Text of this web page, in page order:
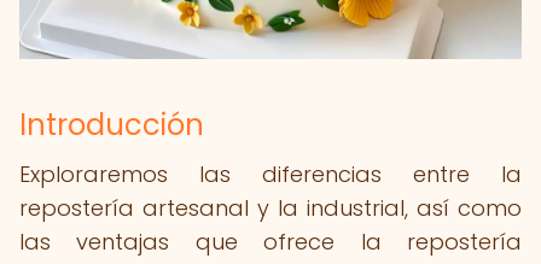
Introducción
Exploraremos las diferencias entre la
repostería artesanal y la industrial, así como
las ventajas que ofrece la repostería